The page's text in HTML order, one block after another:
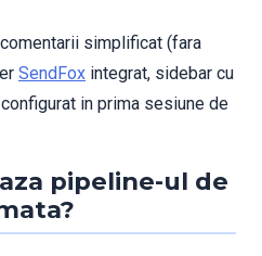
simplificat (fara
SendFox integrat, sidebar cu
in prima sesiune de
pipeline-ul de